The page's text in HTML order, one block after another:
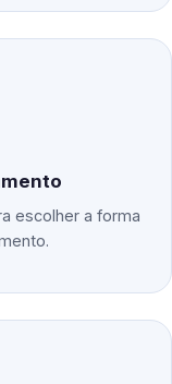
escolher a forma